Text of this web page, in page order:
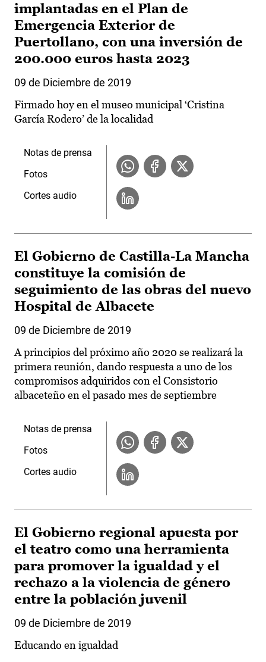
implantadas en el Plan de
Emergencia Exterior de
Puertollano, con una inversión de
200.000 euros hasta 2023
09 de Diciembre de 2019
Firmado hoy en el museo municipal ‘Cristina
García Rodero’ de la localidad
Notas de prensa
Fotos
Cortes audio
El Gobierno de Castilla-La Mancha
constituye la comisión de
seguimiento de las obras del nuevo
Hospital de Albacete
09 de Diciembre de 2019
A principios del próximo año 2020 se realizará la
primera reunión, dando respuesta a uno de los
compromisos adquiridos con el Consistorio
albaceteño en el pasado mes de septiembre
Notas de prensa
Fotos
Cortes audio
El Gobierno regional apuesta por
el teatro como una herramienta
para promover la igualdad y el
rechazo a la violencia de género
entre la población juvenil
09 de Diciembre de 2019
Educando en igualdad